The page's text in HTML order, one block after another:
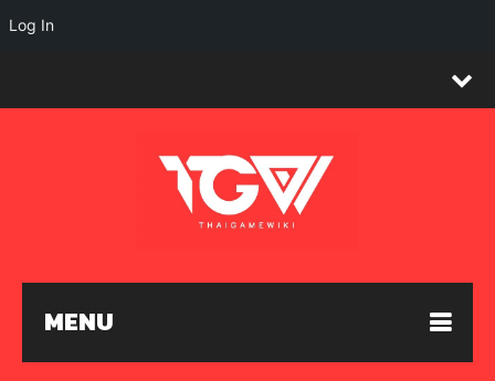
MENU
Log In